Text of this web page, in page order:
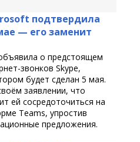
подтвердила
— его заменит
о предстоящем
звонков Skype,
будет сделан 5 мая.
заявлении, что
ей сосредоточиться на
Teams, упростив
предложения.